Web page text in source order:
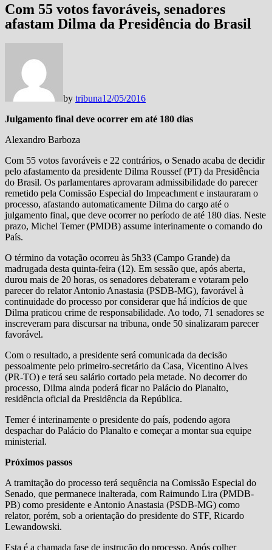
Com 55 votos favoráveis, senadores
afastam Dilma da Presidência do Brasil
by tribuna12/05/2016
Julgamento final deve ocorrer em até 180 dias
Alexandro Barboza
Com 55 votos favoráveis e 22 contrários, o Senado acaba de decidir
pelo afastamento da presidente Dilma Roussef (PT) da Presidência
do Brasil. Os parlamentares aprovaram admissibilidade do parecer
remetido pela Comissão Especial do Impeachment e instauraram o
processo, afastando automaticamente Dilma do cargo até o
julgamento final, que deve ocorrer no período de até 180 dias. Neste
prazo, Michel Temer (PMDB) assume interinamente o comando do
País.
O término da votação ocorreu às 5h33 (Campo Grande) da
madrugada desta quinta-feira (12). Em sessão que, após aberta,
durou mais de 20 horas, os senadores debateram e votaram pelo
parecer do relator Antonio Anastasia (PSDB-MG), favorável à
continuidade do processo por considerar que há indícios de que
Dilma praticou crime de responsabilidade. Ao todo, 71 senadores se
inscreveram para discursar na tribuna, onde 50 sinalizaram parecer
favorável.
Com o resultado, a presidente será comunicada da decisão
pessoalmente pelo primeiro-secretário da Casa, Vicentino Alves
(PR-TO) e terá seu salário cortado pela metade. No decorrer do
processo, Dilma ainda poderá ficar no Palácio do Planalto,
residência oficial da Presidência da República.
Temer é interinamente o presidente do país, podendo agora
despachar do Palácio do Planalto e começar a montar sua equipe
ministerial.
Próximos passos
A tramitação do processo terá sequência na Comissão Especial do
Senado, que permanece inalterada, com Raimundo Lira (PMDB-
PB) como presidente e Antonio Anastasia (PSDB-MG) como
relator, porém, sob a orientação do presidente do STF, Ricardo
Lewandowski.
Esta é a chamada fase de instrução do processo. Após colher